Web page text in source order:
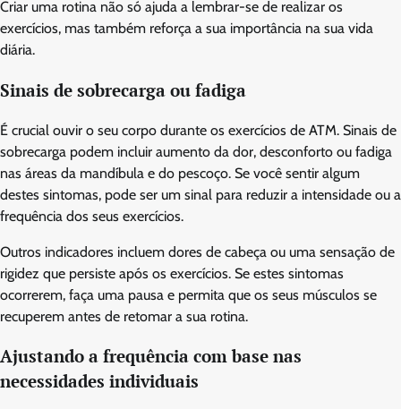
Criar uma rotina não só ajuda a lembrar-se de realizar os
exercícios, mas também reforça a sua importância na sua vida
diária.
Sinais de sobrecarga ou fadiga
É crucial ouvir o seu corpo durante os exercícios de ATM. Sinais de
sobrecarga podem incluir aumento da dor, desconforto ou fadiga
nas áreas da mandíbula e do pescoço. Se você sentir algum
destes sintomas, pode ser um sinal para reduzir a intensidade ou a
frequência dos seus exercícios.
Outros indicadores incluem dores de cabeça ou uma sensação de
rigidez que persiste após os exercícios. Se estes sintomas
ocorrerem, faça uma pausa e permita que os seus músculos se
recuperem antes de retomar a sua rotina.
Ajustando a frequência com base nas
necessidades individuais